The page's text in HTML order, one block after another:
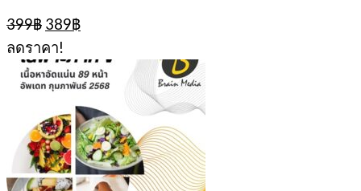
399฿ Original
price
was:
399฿.
389฿Current
is:
389฿.
ลดราคา!